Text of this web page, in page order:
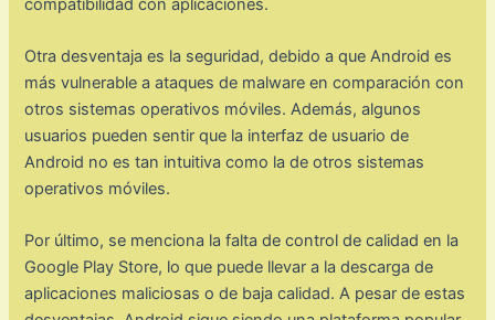
compatibilidad con aplicaciones.
Otra desventaja es la seguridad, debido a que Android es
más vulnerable a ataques de malware en comparación con
otros sistemas operativos móviles. Además, algunos
usuarios pueden sentir que la interfaz de usuario de
Android no es tan intuitiva como la de otros sistemas
operativos móviles.
Por último, se menciona la falta de control de calidad en la
Google Play Store, lo que puede llevar a la descarga de
aplicaciones maliciosas o de baja calidad. A pesar de estas